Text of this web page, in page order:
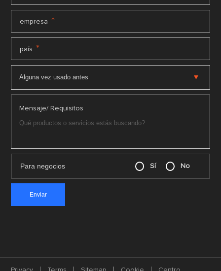
empresa *
país *
Mensaje/ Requisitos
Para negocios Sí No